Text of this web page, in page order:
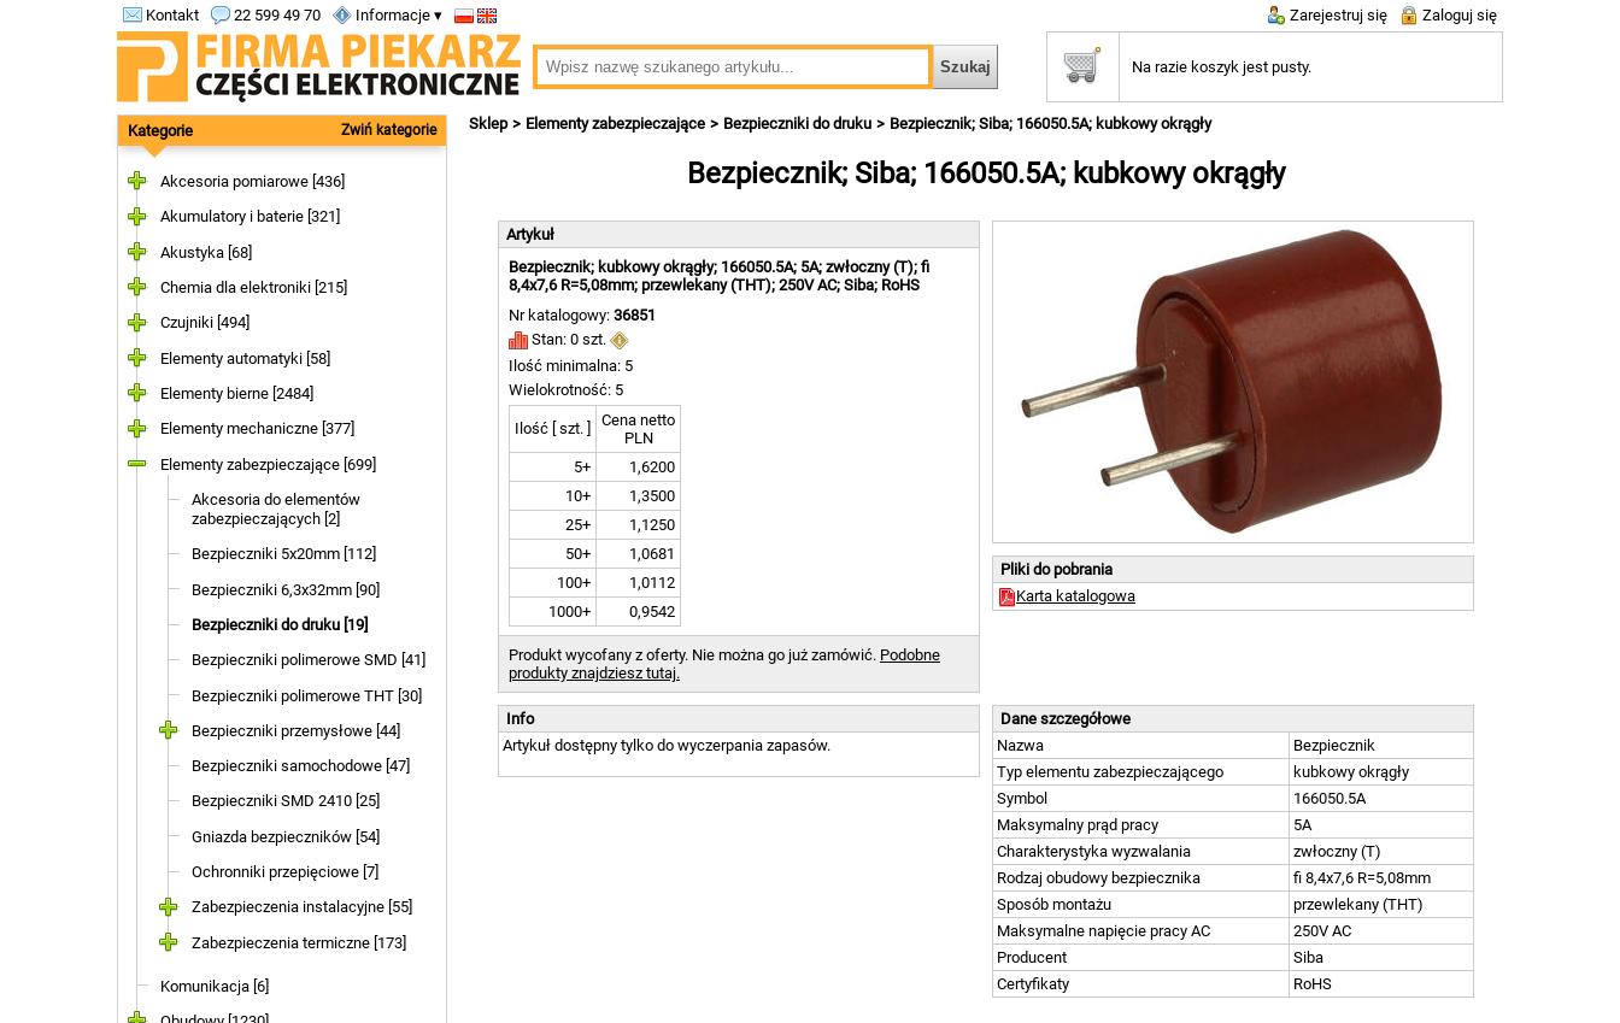
Kontakt 22 599 49 70 Informacje ▾ Zarejestruj się Zaloguj się
Na razie koszyk jest pusty.
Kategorie Zwiń kategorie
Akcesoria pomiarowe [436]
Akumulatory i baterie [321]
Akustyka [68]
Chemia dla elektroniki [215]
Czujniki [494]
Elementy automatyki [58]
Elementy bierne [2484]
Elementy mechaniczne [377]
Elementy zabezpieczające [699]
Akcesoria do elementów
zabezpieczających [2]
Bezpieczniki 5x20mm [112]
Bezpieczniki 6,3x32mm [90]
Bezpieczniki do druku [19]
Bezpieczniki polimerowe SMD [41]
Bezpieczniki polimerowe THT [30]
Bezpieczniki przemysłowe [44]
Bezpieczniki samochodowe [47]
Bezpieczniki SMD 2410 [25]
Gniazda bezpieczników [54]
Ochronniki przepięciowe [7]
Zabezpieczenia instalacyjne [55]
Zabezpieczenia termiczne [173]
Komunikacja [6]
Sklep Elementy zabezpieczające Bezpieczniki do druku Bezpiecznik; Siba; 166050.5A; kubkowy okrągły
Bezpiecznik; Siba; 166050.5A; kubkowy okrągły
Pliki do pobrania
Karta katalogowa
Artykuł
Bezpiecznik; kubkowy okrągły; 166050.5A; 5A; zwłoczny (T); fi
8,4x7,6 R=5,08mm; przewlekany (THT); 250V AC; Siba; RoHS
Nr katalogowy: 36851
Stan: 0 szt.
Ilość minimalna: 5
Wielokrotność: 5
Ilość [ szt. ]
Cena netto
PLN
5+
1,6200
10+
1,3500
25+
1,1250
50+
1,0681
100+
1,0112
1000+
0,9542
Produkt wycofany z oferty. Nie można go już zamówić. Podobne
produkty znajdziesz tutaj.
Info
Artykuł dostępny tylko do wyczerpania zapasów.
Dane szczegółowe
Nazwa
Bezpiecznik
Typ elementu zabezpieczającego
kubkowy okrągły
Symbol
166050.5A
Maksymalny prąd pracy
5A
Charakterystyka wyzwalania
zwłoczny (T)
Rodzaj obudowy bezpiecznika
fi 8,4x7,6 R=5,08mm
Sposób montażu
przewlekany (THT)
Maksymalne napięcie pracy AC
250V AC
Producent
Siba
Certyfikaty
RoHS